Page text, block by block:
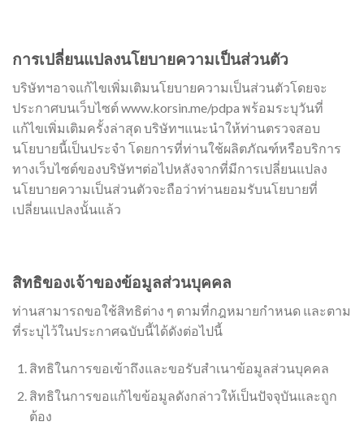
การเปลี่ยนแปลงนโยบายความเป็นส่วนตัว
บริษัทฯอาจแก้ไขเพิ่มเติมนโยบายความเป็นส่วนตัวโดยจะ
ประกาศบนเว็บไซต์ www.korsin.me/pdpa พร้อมระบุวันที่
แก้ไขเพิ่มเติมครั้งล่าสุด บริษัทฯแนะนำให้ท่านตรวจสอบ
นโยบายนี้เป็นประจำ โดยการที่ท่านใช้ผลิตภัณฑ์หรือบริการ
ทางเว็บไซต์ของบริษัทฯต่อไปหลังจากที่มีการเปลี่ยนแปลง
นโยบายความเป็นส่วนตัวจะถือว่าท่านยอมรับนโยบายที่
เปลี่ยนแปลงนั้นแล้ว
สิทธิของเจ้าของข้อมูลส่วนบุคคล
ท่านสามารถขอใช้สิทธิต่าง ๆ ตามที่กฎหมายกำหนด และตาม
ที่ระบุไว้ในประกาศฉบับนี้ได้ดังต่อไปนี้
สิทธิในการขอเข้าถึงและขอรับสำเนาข้อมูลส่วนบุคคล
สิทธิในการขอแก้ไขข้อมูลดังกล่าวให้เป็นปัจจุบันและถูก
ต้อง